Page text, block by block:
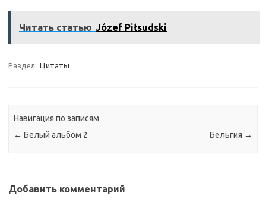
Читать статью Józef Piłsudski
Раздел: Цитаты
Навигация по записям
← Белый альбом 2 Бельгия →
Добавить комментарий